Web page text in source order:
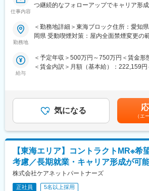
■入社後も強力なバックアップを受けられ
があればいつでも連絡できる距離感です
も実施しており、日々の業務だけでなく
制度により、キャリアや年収アップに向
境です。
ています。これも比較的少数規模に抑え
こそ実現ができていることであり、強み
■数字で見るEPファーマライン（2025年
・従業員数1400名以上／入社3年以内の
・男女比4:6
・有給取得率70%
・産休産後休暇取得率100%／育休復帰率
・医療系有資格者：1040名在籍
・従業員平均年齢：従業員平均年齢37.1歳
仕事内容
つ継続的なフォローアップでキャリア形成
■業務内容：
医療系総合職として製薬メーカーや医療
クトへアサイン予定です。グローバルト
PJTに携わる事が出来ます。
◎医療機器営業
医師や医療機器を扱う医療従事者に医療
行います。販売だけでなく、実際使用す
ートやアフターフォローまで手掛けるこ
を実感できる活動ができます。
◎MR（医薬情報担当者）
医師や薬剤師、看護師など医療従事者に
どの情報提供や情報収集を行います。患者
け、日々最新情報を学習し医療の一旦を
できます。
勤務地
＜勤務地詳細＞東海ブロック住所：愛知
岡県 受動喫煙対策：屋内全面禁煙変更の
給与
＜予定年収＞500万円～750万円＜賃金形
＜賃金内訳＞月額（基本給）：222,159
含む）＜昇給有無＞有＜残業手当＞有＜
インセンティブあり賃金はあくまでも目
通じて上下する可能性があります。月給(
表記です。
気になる
（エ
【東海エリア】コントラクトMR※希
考慮／長期就業・キャリア形成が可
株式会社ケアネットパートナーズ
正社員 5名以上採用